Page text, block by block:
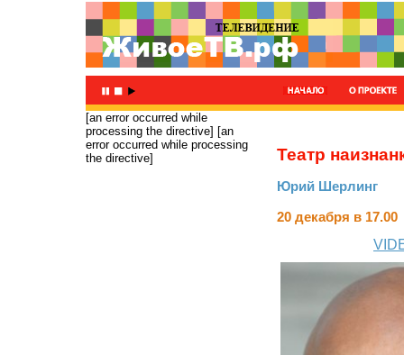
[an error occurred while
processing the directive] [an
error occurred while processing
the directive]
Театр
Юрий Шерлинг
20 декабря в 17.00